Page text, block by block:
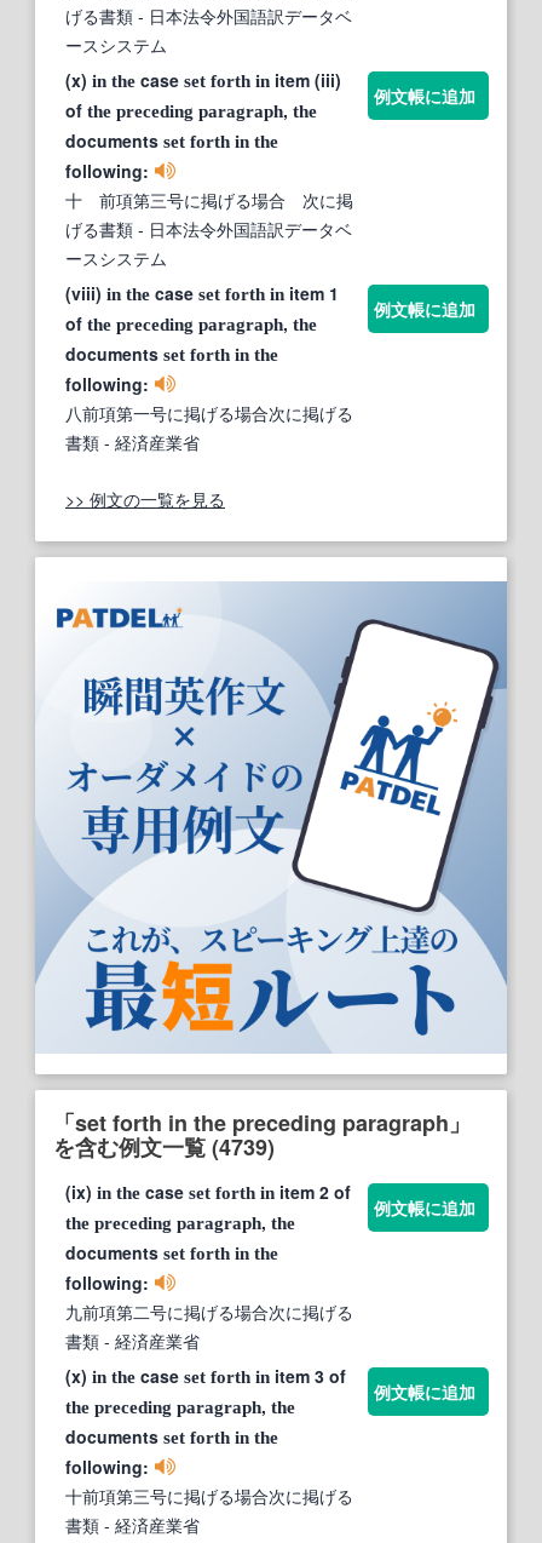
げる書類 - 日本法令外国語訳データベ
ースシステム
(x) in the case set forth in item (iii)
of the preceding paragraph, the
documents set forth in the
following:
十 前項第三号に掲げる場合 次に掲
げる書類 - 日本法令外国語訳データベ
ースシステム
例文帳に追加
(viii) in the case set forth in item 1
of the preceding paragraph, the
documents set forth in the
following:
八前項第一号に掲げる場合次に掲げる
書類 - 経済産業省
例文帳に追加
>> 例文の一覧を見る
「set forth in the preceding paragraph」
を含む例文一覧 (4739)
(ix) in the case set forth in item 2 of
the preceding paragraph, the
documents set forth in the
following:
九前項第二号に掲げる場合次に掲げる
書類 - 経済産業省
例文帳に追加
(x) in the case set forth in item 3 of
the preceding paragraph, the
documents set forth in the
following:
十前項第三号に掲げる場合次に掲げる
書類 - 経済産業省
例文帳に追加